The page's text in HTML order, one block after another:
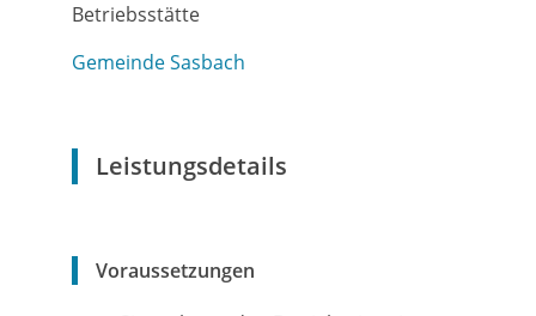
Betriebsstätte
Gemeinde Sasbach
Leistungsdetails
Voraussetzungen